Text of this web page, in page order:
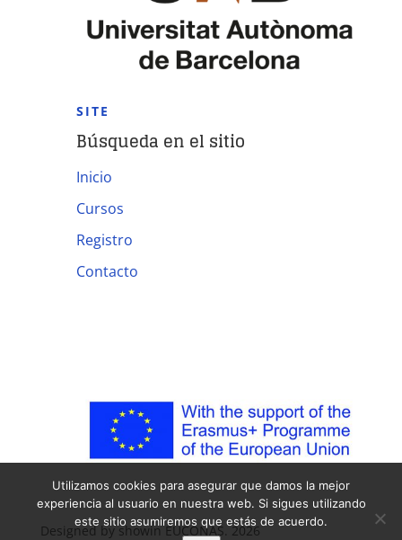
SITE
Búsqueda en el sitio
Inicio
Cursos
Registro
Contacto
Designed by showin EUCONAS. 2026
Utilizamos cookies para asegurar que damos la mejor
experiencia al usuario en nuestra web. Si sigues utilizando
este sitio asumiremos que estás de acuerdo.